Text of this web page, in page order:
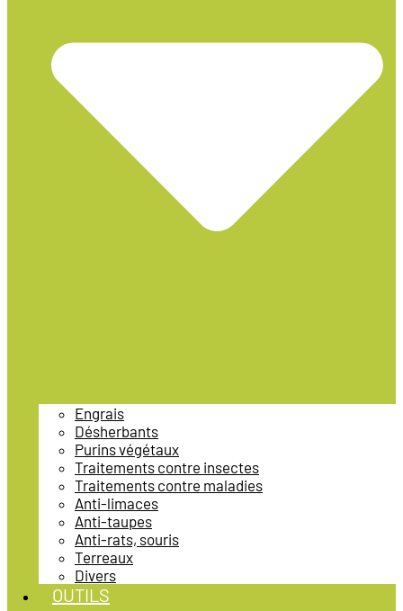
Engrais
Désherbants
Purins végétaux
Traitements contre insectes
Traitements contre maladies
Anti-limaces
Anti-taupes
Anti-rats, souris
Terreaux
Divers
OUTILS